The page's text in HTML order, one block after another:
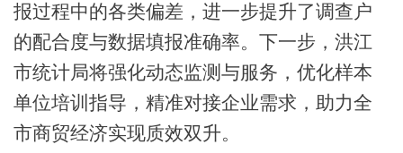
报过程中的各类偏差，进一步提升了调查户
的配合度与数据填报准确率。下一步，洪江
市统计局将强化动态监测与服务，优化样本
单位培训指导，精准对接企业需求，助力全
市商贸经济实现质效双升。